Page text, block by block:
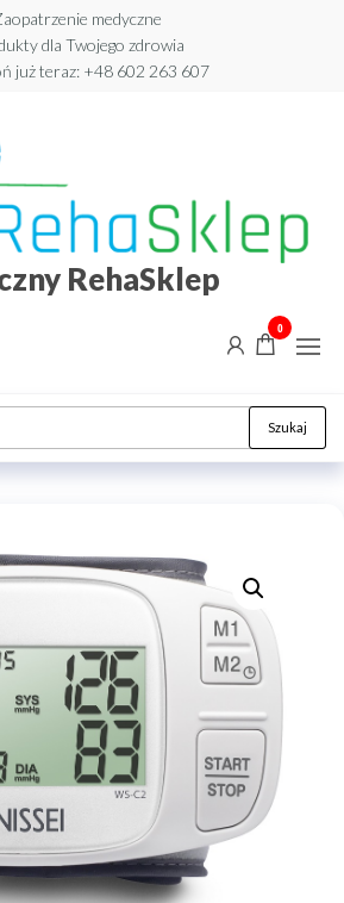
medyczne
dla Twojego zdrowia
już teraz: +48 602 263 607​
RehaSklep
0
Szukaj